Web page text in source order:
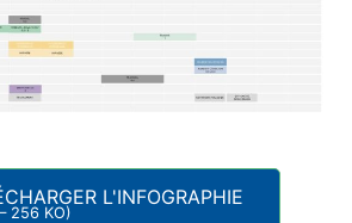
L'INFOGRAPHIE
256 KO)